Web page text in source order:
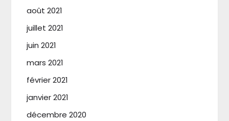
août 2021
juillet 2021
juin 2021
mars 2021
février 2021
janvier 2021
décembre 2020